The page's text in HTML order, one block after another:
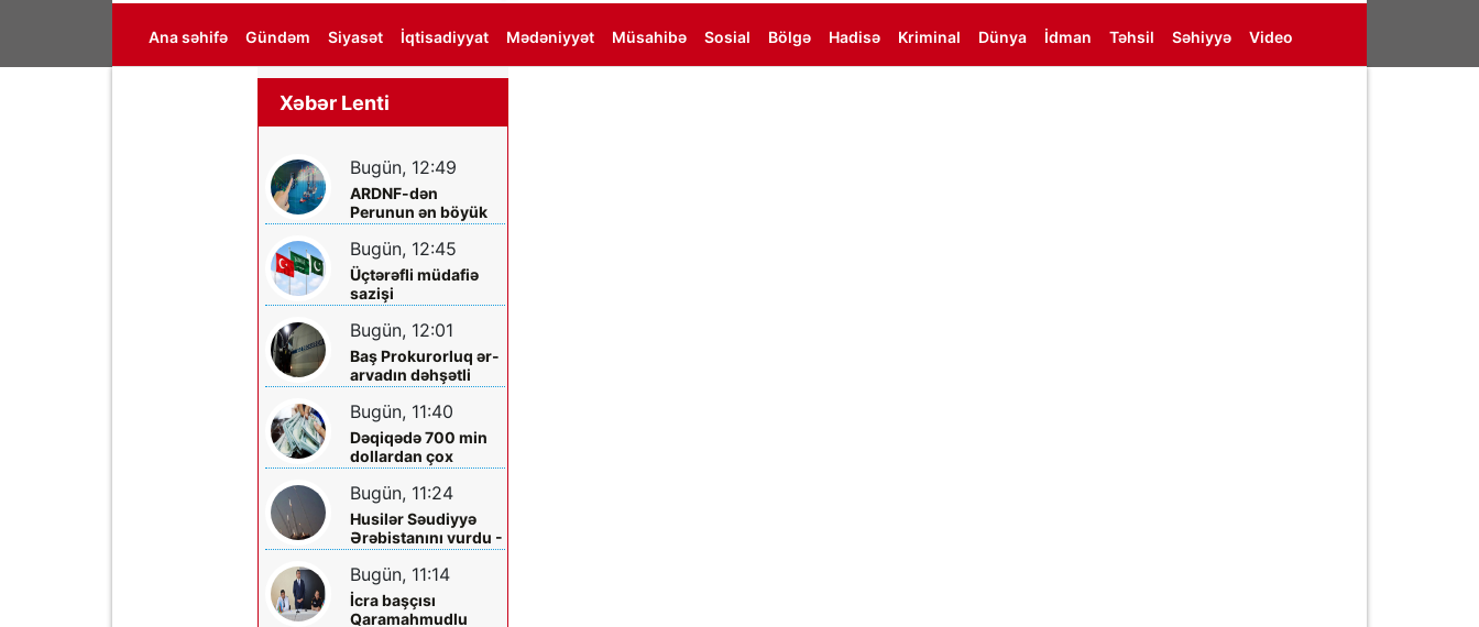
Ana səhifə Gündəm Siyasət İqtisadiyyat Mədəniyyət Müsahibə Sosial Bölgə Hadisə Kriminal Dünya İdman Təhsil Səhiyyə Video
Xəbər Lenti
Bugün, 12:49
ARDNF-dən
Perunun ən böyük
şirkətinə investisiya
Bugün, 12:45
Üçtərəfli müdafiə
sazişi
imzalayacaqlar
Bugün, 12:01
Baş Prokurorluq ər-
arvadın dəhşətli
ölümü ilə bağlı -
Məlumat yaydı
Bugün, 11:40
Dəqiqədə 700 min
dollardan çox
qazanıblar…
Bugün, 11:24
Husilər Səudiyyə
Ərəbistanını vurdu -
Yaralılar var
Bugün, 11:14
İcra başçısı
Qaramahmudlu